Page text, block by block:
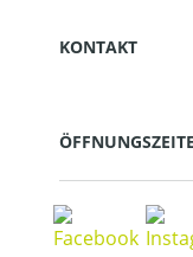
KONTAKT